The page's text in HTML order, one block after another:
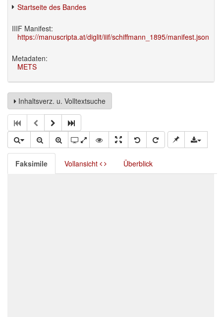
Startseite des Bandes
IIIF Manifest:
https://manuscripta.at/diglit/iiif/schiffmann_1895/manifest.json
Metadaten:
METS
Inhaltsverz. u. Volltextsuche
Faksimile Vollansicht Überblick